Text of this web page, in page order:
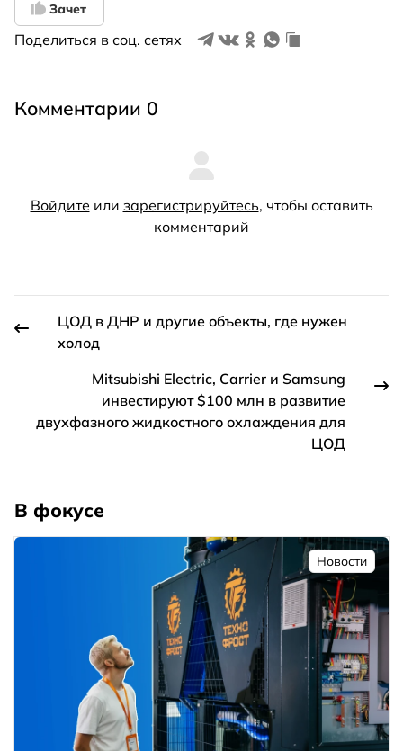
Зачет
Поделиться в соц. сетях
Комментарии 0
Войдите или зарегистрируйтесь, чтобы оставить
комментарий
ЦОД в ДНР и другие объекты, где нужен
холод
Mitsubishi Electric, Carrier и Samsung
инвестируют $100 млн в развитие
двухфазного жидкостного охлаждения для
ЦОД
В фокусе
Новости